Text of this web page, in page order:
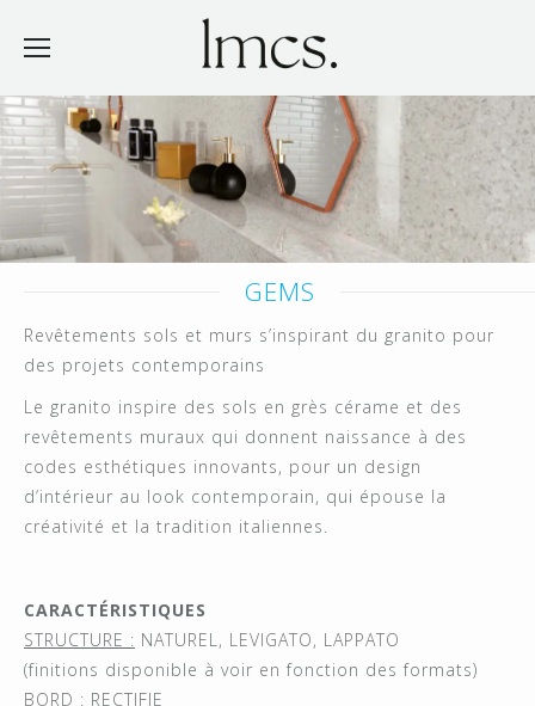
GEMS
Revêtements sols et murs s’inspirant du granito pour
des projets contemporains
Le granito inspire des sols en grès cérame et des
revêtements muraux qui donnent naissance à des
codes esthétiques innovants, pour un design
d’intérieur au look contemporain, qui épouse la
créativité et la tradition italiennes.
CARACTÉRISTIQUES
STRUCTURE : NATUREL, LEVIGATO, LAPPATO
(finitions disponible à voir en fonction des formats)
BORD : RECTIFIE